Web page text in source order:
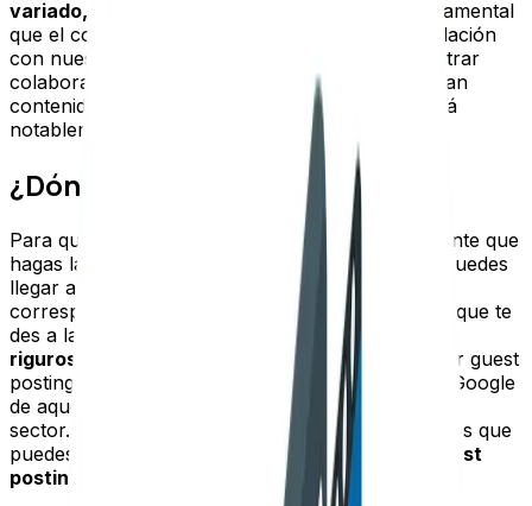
variado, útil y que tenga un alto valor
. Es fundamental
que el contenido que se vaya a escribir tenga relación
con nuestro nicho, por ello, es necesario encontrar
colaboraciones con aquellos creadores que hagan
contenido relacionado con el nuestro, así se verá
notablemente enriquecido el blog.
¿Dónde hacer guest posting?
Para que puedas hacer Guest posting es importante que
hagas la elección del sitio adecuado con el cual puedes
llegar a un acuerdo para hacer las publicaciones
correspondientes. En este sentido, es importante que te
des a la tarea de hacer una
búsqueda concisa y
rigurosa
de los sitios en los que puedes conseguir guest
posting. Para ello, puedes hacer la búsqueda en Google
de aquellos sitios que tienen gran relevancia en tu
sector. A continuación te compartimos algunos tips que
puedes emplear para conseguir
dónde hacer guest
posting